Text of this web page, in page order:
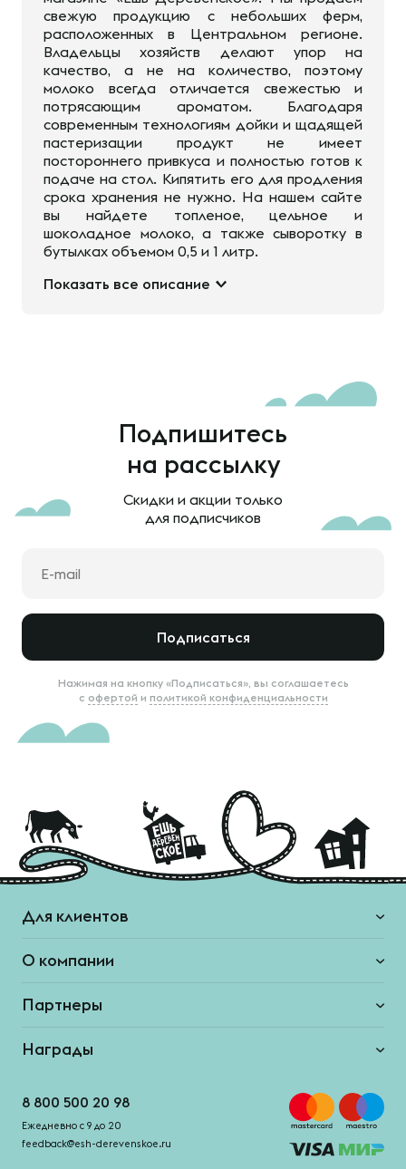
свежую продукцию с небольших ферм,
расположенных в Центральном регионе.
Владельцы хозяйств делают упор на
качество, а не на количество, поэтому
молоко всегда отличается свежестью и
потрясающим ароматом. Благодаря
современным технологиям дойки и щадящей
пастеризации продукт не имеет
постороннего привкуса и полностью готов к
подаче на стол. Кипятить его для продления
срока хранения не нужно. На нашем сайте
вы найдете топленое, цельное и
шоколадное молоко, а также сыворотку в
бутылках объемом 0,5 и 1 литр.
Показать все описание
Подпишитесь
на рассылку
Скидки и акции только
для подписчиков
Подписаться
Нажимая на кнопку «Подписаться», вы соглашаетесь
с офертой и политикой конфиденциальности
Для клиентов
О компании
Партнеры
Награды
8 800 500 20 98
Ежедневно с 9 до 20
feedback@esh-derevenskoe.ru